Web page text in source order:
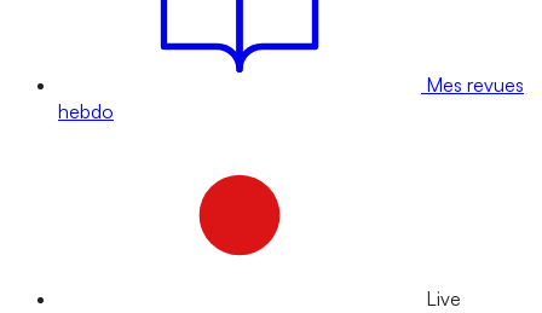
Mes revues
hebdo
Live